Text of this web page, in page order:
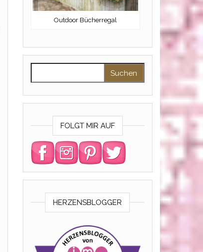
Outdoor Bücherregal
FOLGT MIR AUF
HERZENSBLOGGER